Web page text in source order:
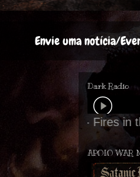
Envie uma notícia/
Dark Radio
APOIO WAR